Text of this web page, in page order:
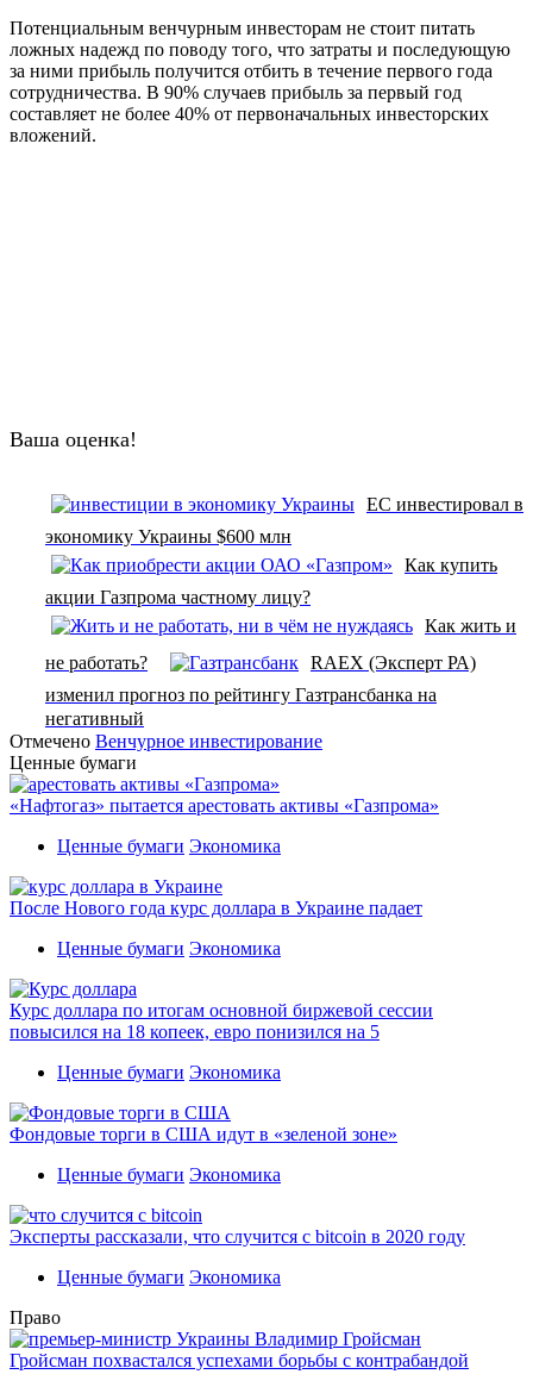
Потенциальным венчурным инвесторам не стоит питать
ложных надежд по поводу того, что затраты и последующую
за ними прибыль получится отбить в течение первого года
сотрудничества. В 90% случаев прибыль за первый год
составляет не более 40% от первоначальных инвесторских
вложений.
Ваша оценка!
ЕС инвестировал в
экономику Украины $600 млн
Как купить
акции Газпрома частному лицу?
Как жить и
не работать?
RAEX (Эксперт РА)
изменил прогноз по рейтингу Газтрансбанка на
негативный
Отмечено Венчурное инвестирование
Ценные бумаги
«Нафтогаз» пытается арестовать активы «Газпрома»
Ценные бумаги Экономика
После Нового года курс доллара в Украине падает
Ценные бумаги Экономика
Курс доллара по итогам основной биржевой сессии
повысился на 18 копеек, евро понизился на 5
Ценные бумаги Экономика
Фондовые торги в США идут в «зеленой зоне»
Ценные бумаги Экономика
Эксперты рассказали, что случится с bitcoin в 2020 году
Ценные бумаги Экономика
Право
Гройсман похвастался успехами борьбы с контрабандой